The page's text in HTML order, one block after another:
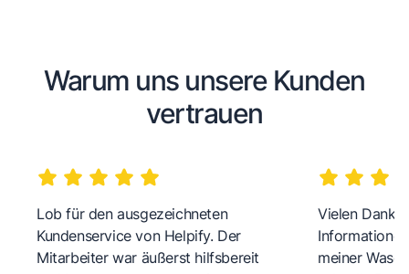
Warum uns unsere Kunden
vertrauen
Lob für den ausgezeichneten
Kundenservice von Helpify. Der
Mitarbeiter war äußerst hilfsbereit
Vielen Dank
meiner